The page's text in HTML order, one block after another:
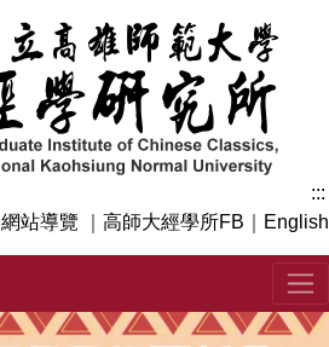
:::
網站導覽 高師大經學所FB English